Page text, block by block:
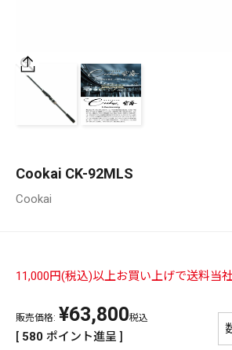
価格 ¥
PREMIUM ［ オンライン限定 ］
Cookai CK-92MLS
Cookai
11,000円(税込)以上お買い上げで送料当
販売価格: ¥63,800税込
[ 580 ポイント進呈 ]